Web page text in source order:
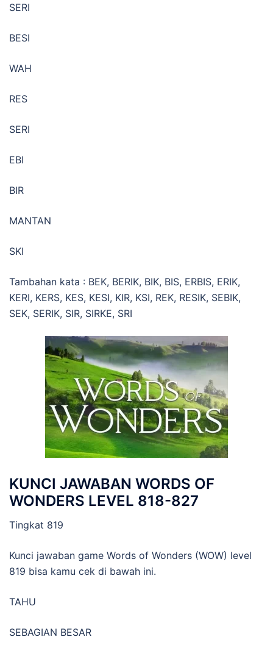
SERI
BESI
WAH
RES
SERI
EBI
BIR
MANTAN
SKI
Tambahan kata : BEK, BERIK, BIK, BIS, ERBIS, ERIK,
KERI, KERS, KES, KESI, KIR, KSI, REK, RESIK, SEBIK,
SEK, SERIK, SIR, SIRKE, SRI
KUNCI JAWABAN WORDS OF
WONDERS LEVEL 818-827
Tingkat 819
Kunci jawaban game Words of Wonders (WOW) level
819 bisa kamu cek di bawah ini.
TAHU
SEBAGIAN BESAR